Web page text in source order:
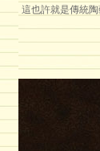
這也許就是傳統